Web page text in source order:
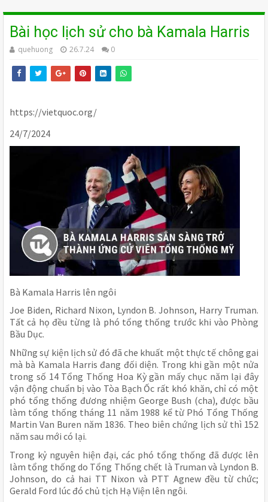
Bài học lịch sử cho bà Kamala Harris
quehuong 26.7.24 0
https://vietquoc.org/
24/7/2024
Bà Kamala Harris lên ngôi
Joe Biden, Richard Nixon, Lyndon B. Johnson, Harry Truman.
Tất cả họ đều từng là phó tổng thống trước khi vào Phòng
Bầu Dục.
Những sự kiện lịch sử đó đã che khuất một thực tế chông gai
mà bà Kamala Harris đang đối diện. Trong khi gần một nửa
trong số 14 Tổng Thống Hoa Kỳ gần mấy chục năm lại đây
vận động chuẩn bị vào Tòa Bạch Ốc rất khó khăn, chỉ có một
phó tổng thống đương nhiệm George Bush (cha), được bầu
làm tổng thống tháng 11 năm 1988 kể từ Phó Tổng Thống
Martin Van Buren năm 1836. Theo biên chứng lịch sử thì 152
năm sau mới có lại.
Trong kỷ nguyên hiện đại, các phó tổng thống đã được lên
làm tổng thống do Tổng Thống chết là Truman và Lyndon B.
Johnson, do cả hai TT Nixon và PTT Agnew đều từ chức;
Gerald Ford lúc đó chủ tịch Hạ Viện lên ngôi.